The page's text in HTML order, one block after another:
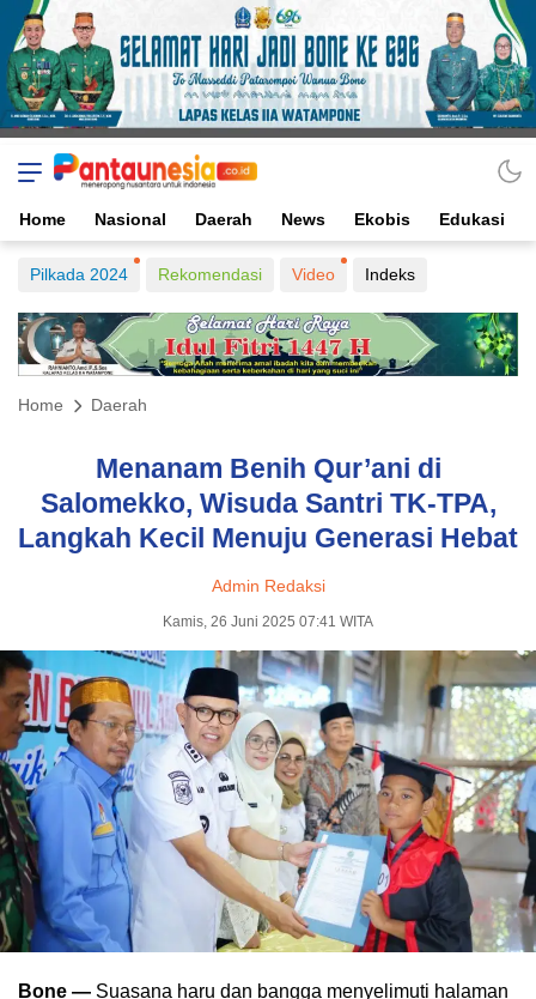
Home Nasional Daerah News Ekobis Edukasi
Pilkada 2024 Rekomendasi Video Indeks
Home Daerah
Menanam Benih Qur’ani di
Salomekko, Wisuda Santri TK-TPA,
Langkah Kecil Menuju Generasi Hebat
Admin Redaksi
Kamis, 26 Juni 2025 07:41 WITA
Bone — Suasana haru dan bangga menyelimuti halaman